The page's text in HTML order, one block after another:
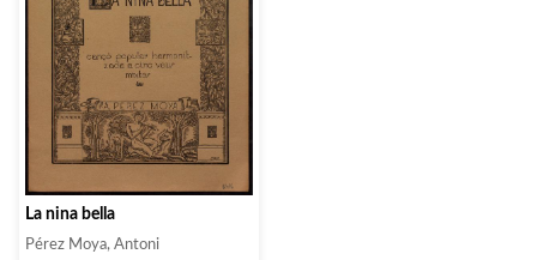
La nina bella
Pérez Moya, Antoni